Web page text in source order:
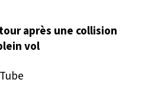
après une collision
vol